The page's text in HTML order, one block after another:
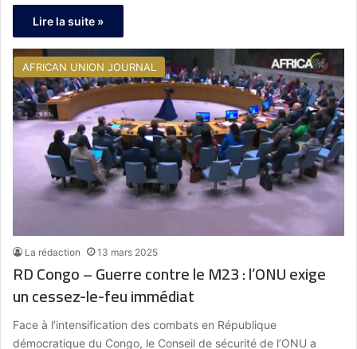
Lire la suite »
AFRICAN UNION JOURNAL
La rédaction 13 mars 2025
RD Congo – Guerre contre le M23 : l’ONU exige
un cessez-le-feu immédiat
Face à l’intensification des combats en République
démocratique du Congo, le Conseil de sécurité de l’ONU a